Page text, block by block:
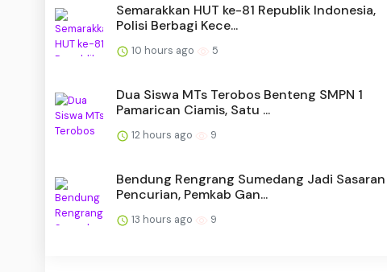
Semarakkan HUT ke-81 Republik Indonesia,
Polisi Berbagi Kece...
10 hours ago 5
Dua Siswa MTs Terobos Benteng SMPN 1
Pamarican Ciamis, Satu ...
12 hours ago 9
Bendung Rengrang Sumedang Jadi Sasaran
Pencurian, Pemkab Gan...
13 hours ago 9